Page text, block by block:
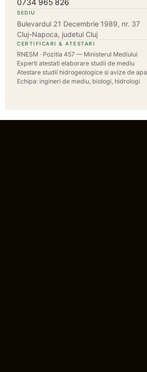
0734 965 826
SEDIU
Bulevardul 21 Decembrie 1989, nr. 37
Cluj-Napoca, judetul Cluj
CERTIFICARI & ATESTARI
RNESM · Pozitia 457 — Ministerul Mediului
Experti atestati elaborare studii de mediu
Atestare studii hidrogeologice si avize de apa
Echipa: ingineri de mediu, biologi, hidrologi